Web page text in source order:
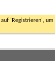
'Registrieren',